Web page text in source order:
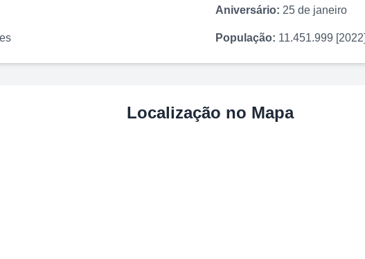
Aniversário: 25 de janeiro
População: 11.451.999
Localização no Mapa